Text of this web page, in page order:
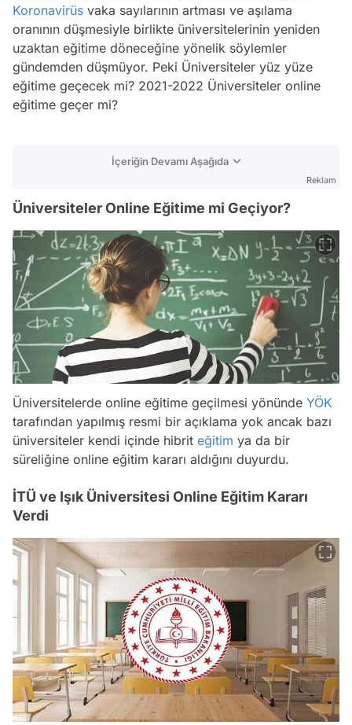
Koronavirüs vaka sayılarının artması ve aşılama
oranının düşmesiyle birlikte üniversitelerinin yeniden
uzaktan eğitime döneceğine yönelik söylemler
gündemden düşmüyor. Peki Üniversiteler yüz yüze
eğitime geçecek mi? 2021-2022 Üniversiteler online
eğitime geçer mi?
İçeriğin Devamı Aşağıda
Reklam
Üniversiteler Online Eğitime mi Geçiyor?
Üniversitelerde online eğitime geçilmesi yönünde YÖK
tarafından yapılmış resmi bir açıklama yok ancak bazı
üniversiteler kendi içinde hibrit eğitim ya da bir
süreliğine online eğitim kararı aldığını duyurdu.
İTÜ ve Işık Üniversitesi Online Eğitim Kararı
Verdi